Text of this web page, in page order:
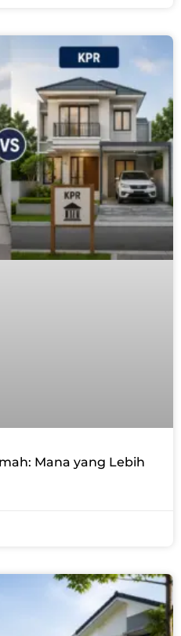
Mana yang Lebih